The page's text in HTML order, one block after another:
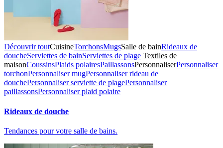
Découvrir toutCuisineTorchonsMugsSalle de bainRideaux de
doucheServiettes de bainServiettes de plage Textiles de
maisonCoussinsPlaids polairesPaillassonsPersonnaliserPersonnaliser
torchonPersonnaliser mugPersonnaliser rideau de
douchePersonnaliser serviette de plagePersonnaliser
paillassonsPersonnaliser plaid polaire
Rideaux de douche
Tendances pour votre salle de bains.